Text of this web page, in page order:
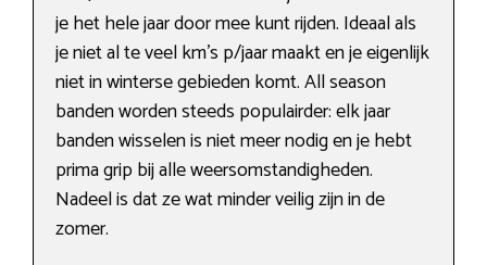
je het hele jaar door mee kunt rijden. Ideaal als
je niet al te veel km’s p/jaar maakt en je eigenlijk
niet in winterse gebieden komt. All season
banden worden steeds populairder: elk jaar
banden wisselen is niet meer nodig en je hebt
prima grip bij alle weersomstandigheden.
Nadeel is dat ze wat minder veilig zijn in de
zomer.